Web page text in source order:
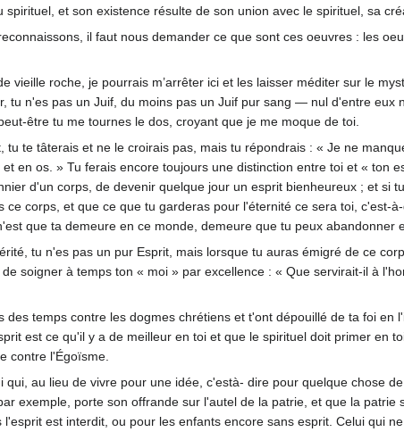
et son existence résulte de son union avec le spirituel, sa
il faut nous demander ce que sont ces oeuvres : les
vieille roche, je pourrais m’arrêter ici et les laisser méditer sur le
tu n'es pas un Juif, du moins pas un Juif pur sang — nul d'entre
être tu me tournes le dos, croyant que je me moque de toi.
tu te tâterais et ne le croirais pas, mais tu répondrais : « Je ne
en os. » Tu ferais encore toujours une distinction entre toi et « ton
d'un corps, de devenir quelque jour un esprit bienheureux ; et si
corps, et que ce que tu garderas pour l'éternité ce sera toi, c'est-
que ta demeure en ce monde, demeure que tu peux abandonner
tu n'es pas un pur Esprit, mais lorsque tu auras émigré de ce
soigner à temps ton « moi » par excellence : « Que servirait-il à
des temps contre les dogmes chrétiens et t'ont dépouillé de ta foi
est ce qu'il y a de meilleur en toi et que le spirituel doit primer en
contre l'Égoïsme.
au lieu de vivre pour une idée, c'està- dire pour quelque chose
exemple, porte son offrande sur l'autel de la patrie, et que la
est interdit, ou pour les enfants encore sans esprit. Celui qui